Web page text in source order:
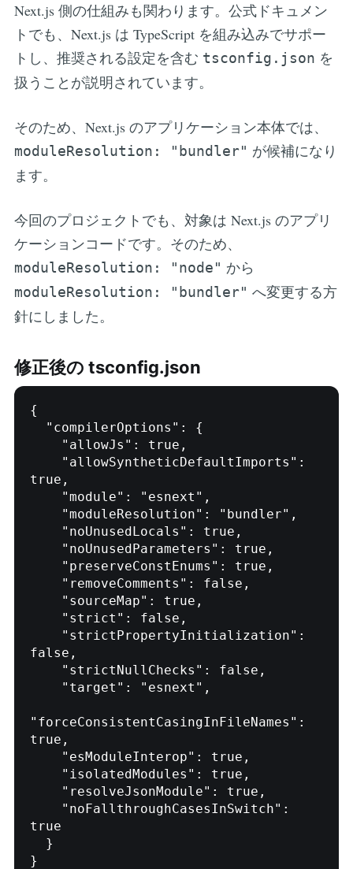
Next.js 側の仕組みも関わります。公式ドキュメン
トでも、Next.js は TypeScript を組み込みでサポー
トし、推奨される設定を含む tsconfig.json を
扱うことが説明されています。
そのため、Next.js のアプリケーション本体では、
moduleResolution: "bundler" が候補になり
ます。
今回のプロジェクトでも、対象は Next.js のアプリ
ケーションコードです。そのため、
moduleResolution: "node" から
moduleResolution: "bundler" へ変更する方
針にしました。
修正後の tsconfig.json
{
true,
false,
"forceConsistentCasingInFileNames":
true,
true
}